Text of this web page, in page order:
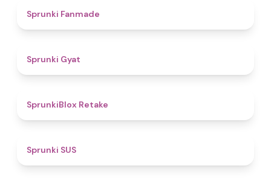
Sprunki Fanmade
Sprunki Gyat
SprunkiBlox Retake
Sprunki SUS